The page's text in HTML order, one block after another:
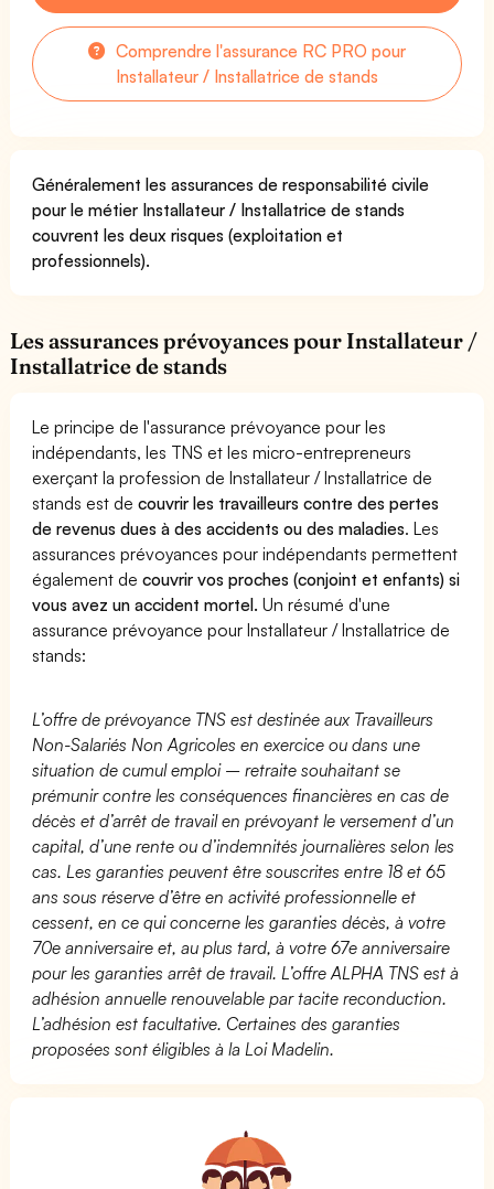
Comprendre l'assurance RC PRO pour
Installateur / Installatrice de stands
Généralement les assurances de responsabilité civile
pour le métier Installateur / Installatrice de stands
couvrent les deux risques (exploitation et
professionnels).
Les assurances prévoyances pour Installateur /
Installatrice de stands
Le principe de l'assurance prévoyance pour les
indépendants, les TNS et les micro-entrepreneurs
exerçant la profession de Installateur / Installatrice de
stands est decouvrir les travailleurs contre des pertes
de revenus dues à des accidents ou des maladies. Les
assurances prévoyances pour indépendants permettent
également decouvrir vos proches (conjoint et enfants) si
vous avez un accident mortel. Un résumé d'une
assurance prévoyance pour Installateur / Installatrice de
stands:
L’offre de prévoyance TNS est destinée aux Travailleurs
Non-Salariés Non Agricoles en exercice ou dans une
situation de cumul emploi – retraite souhaitant se
prémunir contre les conséquences financières en cas de
décès et d’arrêt de travail en prévoyant le versement d’un
capital, d’une rente ou d’indemnités journalières selon les
cas. Les garanties peuvent être souscrites entre 18 et 65
ans sous réserve d’être en activité professionnelle et
cessent, en ce qui concerne les garanties décès, à votre
70e anniversaire et, au plus tard, à votre 67e anniversaire
pour les garanties arrêt de travail. L’offre ALPHA TNS est à
adhésion annuelle renouvelable par tacite reconduction.
L’adhésion est facultative. Certaines des garanties
proposées sont éligibles à la Loi Madelin.